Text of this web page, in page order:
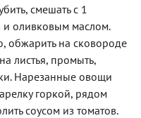
смешать с 1
и оливковым маслом.
обжарить на сковороде
листья, промыть,
Нарезанные овощи
горкой, рядом
соусом из томатов.